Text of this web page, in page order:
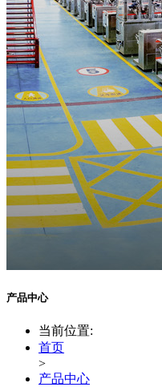
产品中心
当前位置:
首页
>
产品中心